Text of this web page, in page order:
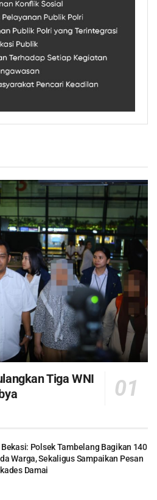
Tiga WNI
Polsek Tambelang Bagikan 140
Warga, Sekaligus Sampaikan Pesan
Damai